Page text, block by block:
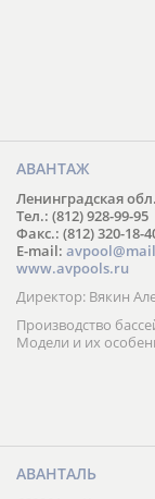
АВАНТАЖ
Ленинградская
Тел.: (812) 928-99-95
Факс.: (812) 320-18-
E-mail:
www.avpools.ru
Директор: Вякин
Производство
Модели и их
АВАНТАЛЬ